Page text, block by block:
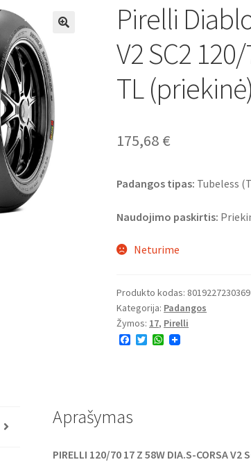
Pirelli
V2 SC2
TL (priekinė)
175,68 €
Padangos tipas: Tubeless
Naudojimo paskirtis:
Neturime
Produkto kodas: 8019227230369
Kategorija: Padangos
Žymos: 17, Pirelli
F
k
T
W
Aprašymas
PIRELLI 120/70 17 Z 58W DIA.S-CORSA